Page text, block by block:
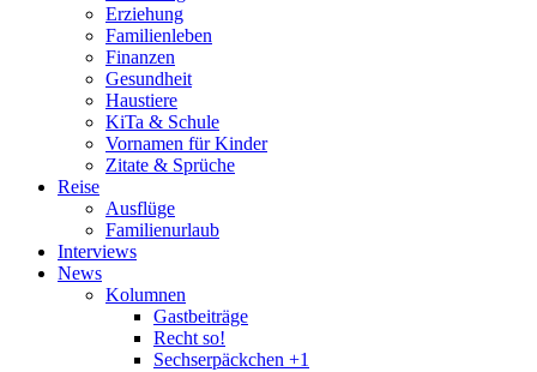
Erziehung
Familienleben
Finanzen
Gesundheit
Haustiere
KiTa & Schule
Vornamen für Kinder
Zitate & Sprüche
Reise
Ausflüge
Familienurlaub
Interviews
News
Kolumnen
Gastbeiträge
Recht so!
Sechserpäckchen +1